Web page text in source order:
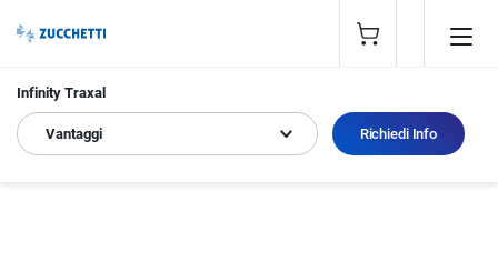
Infinity Traxal
Vantaggi Richiedi Info